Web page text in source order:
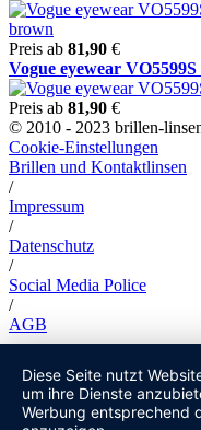
Preis ab 81,90 €
Vogue eyewear
Preis ab 81,90 €
© 2010 - 2023 brillen-
Cookie-Einstellungen
Brillen und Kontaktlinsen
/
Impressum
/
Datenschutz
/
Social Media Police
/
AGB
Diese Seite nutzt
um ihre Dienste
Werbung entsprechend